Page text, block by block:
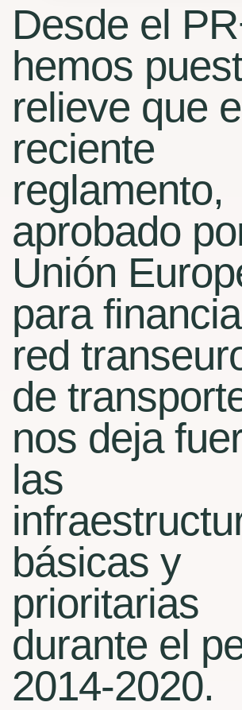
Desde el
hemos
relieve que
reciente
reglamento,
aprobado
Unión
para
red
de
nos deja
las
básicas y
prioritarias
durante el
2014-2020.